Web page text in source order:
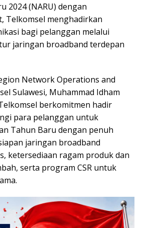
2024 (NARU) dengan
Telkomsel menghadirkan
bagi pelanggan melalui
jaringan broadband terdepan
Network Operations and
Sulawesi, Muhammad Idham
berkomitmen hadir
para pelanggan untuk
Tahun Baru dengan penuh
jaringan broadband
ketersediaan ragam produk dan
serta program CSR untuk